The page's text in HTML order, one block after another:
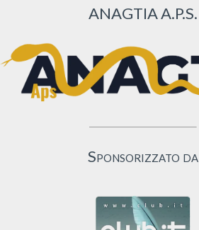
ANAGTIA A.P.S.
Sponsorizzato da